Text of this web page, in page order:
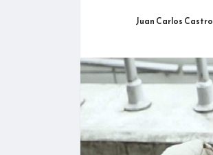
Juan Carlos Castro